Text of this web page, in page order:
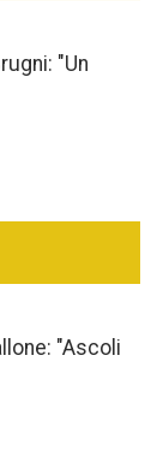
"Un
"Ascoli